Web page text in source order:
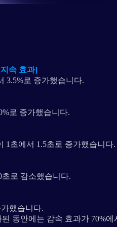
속 효과]
3.5%로 증가했습니다.
로 증가했습니다.
1초에서 1.5초로 증가했습니다.
로 감소했습니다.
했습니다.
동안에는 감속 효과가 70%에